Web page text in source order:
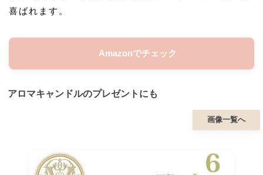
喜ばれます。
Amazonでチェック
アロマキャンドルのプレゼントにも
画像一覧へ